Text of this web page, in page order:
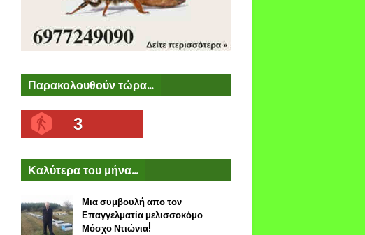
Παρακολουθούν τώρα...
3
Καλύτερα του μήνα...
Μια συμβουλή απο τον
Επαγγελματία μελισσοκόμο
Μόσχο Ντιώνια!